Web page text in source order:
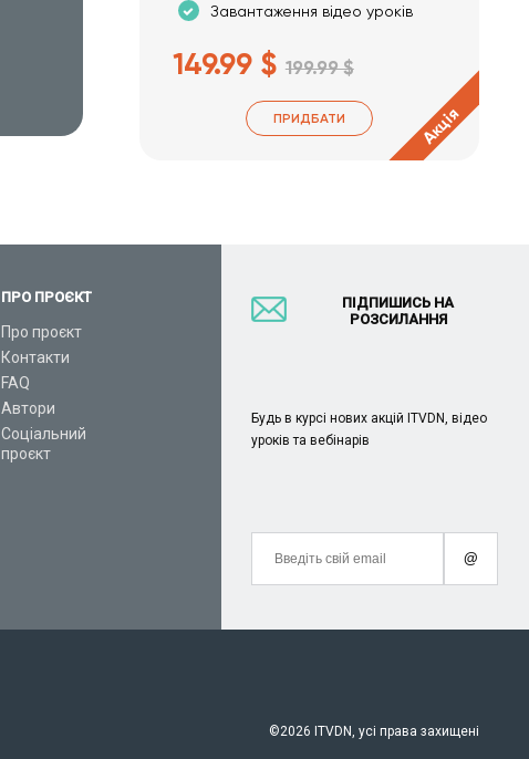
Завантаження відео уроків
149.99 $ 199.99 $
ПРИДБАТИ Акція
ПРО ПРОЄКТ
Про проєкт
Контакти
FAQ
Автори
Соціальний
проєкт
ПІДПИШИСЬ НА
РОЗСИЛАННЯ
Будь в курсі нових акцій ITVDN, відео
уроків та вебінарів
@
©2026 ITVDN, усі права захищені